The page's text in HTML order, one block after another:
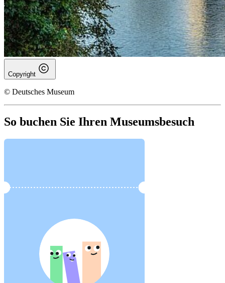
Copyright
© Deutsches Museum
So buchen Sie Ihren Museumsbesuch